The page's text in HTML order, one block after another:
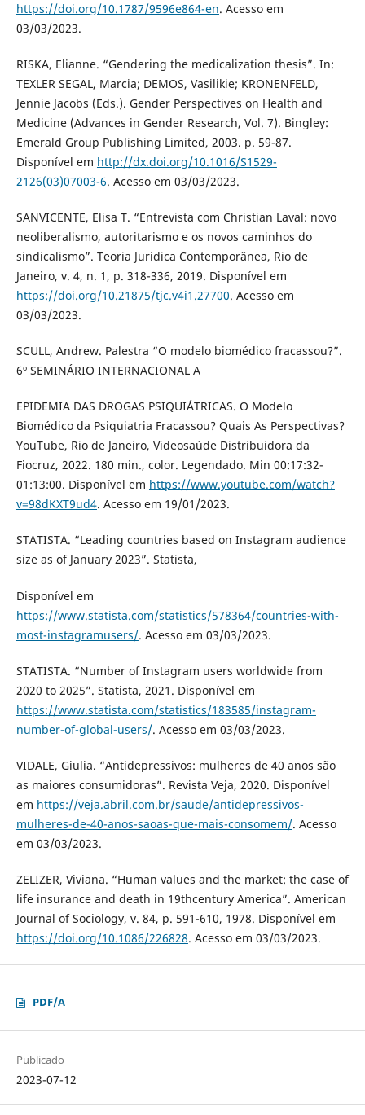
https://doi.org/10.1787/9596e864-en. Acesso em
03/03/2023.
RISKA, Elianne. “Gendering the medicalization thesis”. In:
TEXLER SEGAL, Marcia; DEMOS, Vasilikie; KRONENFELD,
Jennie Jacobs (Eds.). Gender Perspectives on Health and
Medicine (Advances in Gender Research, Vol. 7). Bingley:
Emerald Group Publishing Limited, 2003. p. 59-87.
Disponível em http://dx.doi.org/10.1016/S1529-
2126(03)07003-6. Acesso em 03/03/2023.
SANVICENTE, Elisa T. “Entrevista com Christian Laval: novo
neoliberalismo, autoritarismo e os novos caminhos do
sindicalismo”. Teoria Jurídica Contemporânea, Rio de
Janeiro, v. 4, n. 1, p. 318-336, 2019. Disponível em
https://doi.org/10.21875/tjc.v4i1.27700. Acesso em
03/03/2023.
SCULL, Andrew. Palestra “O modelo biomédico fracassou?”.
6º SEMINÁRIO INTERNACIONAL A
EPIDEMIA DAS DROGAS PSIQUIÁTRICAS. O Modelo
Biomédico da Psiquiatria Fracassou? Quais As Perspectivas?
YouTube, Rio de Janeiro, Videosaúde Distribuidora da
Fiocruz, 2022. 180 min., color. Legendado. Min 00:17:32-
01:13:00. Disponível em https://www.youtube.com/watch?
v=98dKXT9ud4. Acesso em 19/01/2023.
STATISTA. “Leading countries based on Instagram audience
size as of January 2023”. Statista,
Disponível em
https://www.statista.com/statistics/578364/countries-with-
most-instagramusers/. Acesso em 03/03/2023.
STATISTA. “Number of Instagram users worldwide from
2020 to 2025”. Statista, 2021. Disponível em
https://www.statista.com/statistics/183585/instagram-
number-of-global-users/. Acesso em 03/03/2023.
VIDALE, Giulia. “Antidepressivos: mulheres de 40 anos são
as maiores consumidoras”. Revista Veja, 2020. Disponível
em https://veja.abril.com.br/saude/antidepressivos-
mulheres-de-40-anos-saoas-que-mais-consomem/. Acesso
em 03/03/2023.
ZELIZER, Viviana. “Human values and the market: the case of
life insurance and death in 19thcentury America”. American
Journal of Sociology, v. 84, p. 591-610, 1978. Disponível em
https://doi.org/10.1086/226828. Acesso em 03/03/2023.
PDF/A
Publicado
2023-07-12